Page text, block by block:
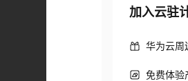
加入云驻
华为云周
免费体验